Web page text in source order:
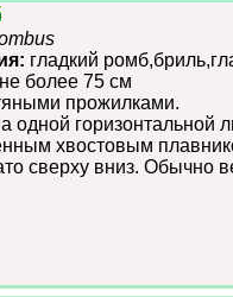
гладкий
не более 75 см
прожилками.
одной горизонтальной
хвостовым
сверху вниз. Обычно